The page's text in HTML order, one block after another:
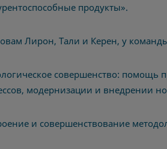
продукты».
Лирон, Тали и Керен, у
совершенство: помощь
модернизации и внедрении
и совершенствование